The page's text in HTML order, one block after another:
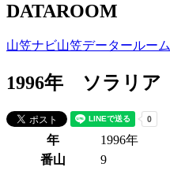
DATAROOM
山笠ナビ山笠データールーム
1996年 ソラリア
年
1996年
番山
9